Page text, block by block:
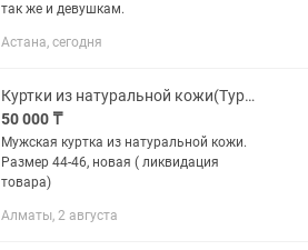
так же и девушкам.
Астана, сегодня
Куртки из натуральной кожи(Турция)
50 000 ₸
Мужская куртка из натуральной кожи.
Размер 44-46, новая ( ликвидация
товара)
Алматы, 2 августа